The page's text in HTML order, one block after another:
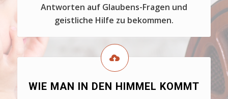
Antworten auf Glaubens-Fragen und
geistliche Hilfe zu bekommen.
WIE MAN IN DEN HIMMEL KOMMT